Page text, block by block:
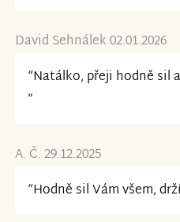
David Sehnálek 02.01.2026
“Natálko, přeji hodně sil
”
A. Č. 29.12.2025
“Hodně sil Vám všem,